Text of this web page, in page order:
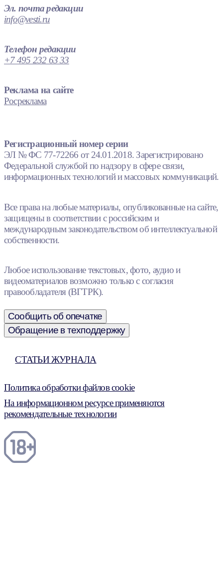
Эл. почта редакции
info@vesti.ru
Телефон редакции
+7 495 232 63 33
Реклама на сайте
Росреклама
Регистрационный номер серии
ЭЛ № ФС 77-72266 от 24.01.2018. Зарегистрировано
Федеральной службой по надзору в сфере связи,
информационных технологий и массовых коммуникаций.
Все права на любые материалы, опубликованные на сайте,
защищены в соответствии с российским и
международным законодательством об интеллектуальной
собственности.
Любое использование текстовых, фото, аудио и
видеоматериалов возможно только с согласия
правообладателя (ВГТРК).
Сообщить об опечатке
Обращение в техподдержку
СТАТЬИ ЖУРНАЛА
Политика обработки файлов cookie
На информационном ресурсе применяются
рекомендательные технологии